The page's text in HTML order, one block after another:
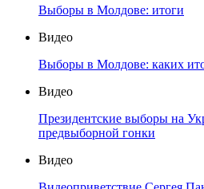
Выборы в Молдове: итоги
Видео
Выборы в Молдове: каких
Видео
Президентские выборы на
предвыборной гонки
Видео